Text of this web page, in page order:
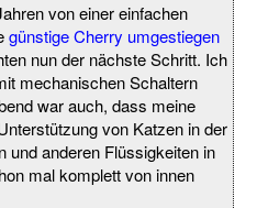
von einer einfachen
günstige Cherry umgestiegen
nun der nächste Schritt. Ich
mechanischen Schaltern
war auch, dass meine
von Katzen in der
und anderen Flüssigkeiten in
mal komplett von innen